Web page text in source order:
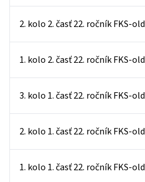
2. kolo 2. časť 22. ročník FKS-old
1. kolo 2. časť 22. ročník FKS-old
3. kolo 1. časť 22. ročník FKS-old
2. kolo 1. časť 22. ročník FKS-old
1. kolo 1. časť 22. ročník FKS-old